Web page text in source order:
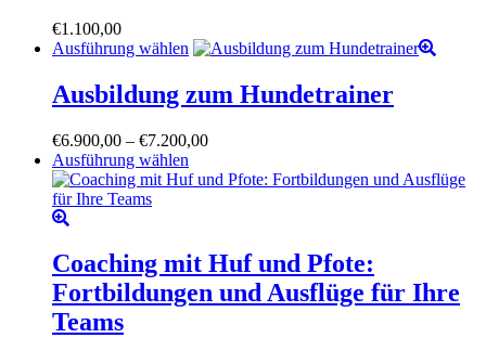
€1.100,00
Ausführung wählen Dieses
mehrere
auf.
Optionen
Produktseite
gewählt
werden
Ausbildung zum Hundetrainer
€6.900,00 – €7.200,00Preisspanne:
bis
Ausführung wählen
Produkt
auf.
Die
Optionen
Coaching mit Huf und Pfote:
Fortbildungen und Ausflüge für Ihre
Teams